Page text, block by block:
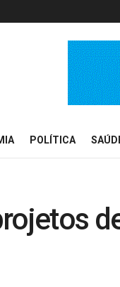
POLÍTICA